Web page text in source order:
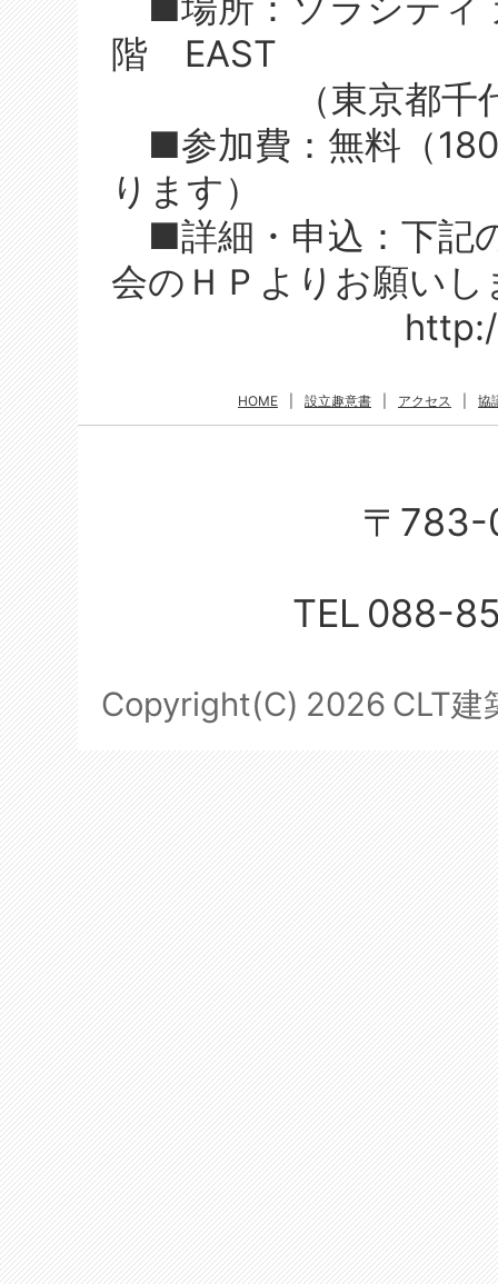
階 EAST
（東京都千代田
■参加費：無料（
ります）
■詳細・申込：下記
会のＨＰよりお願いし
http://
HOME 設立趣意書 アクセス 協
〒
TEL 088-
Copyright(C) 2026 CLT建